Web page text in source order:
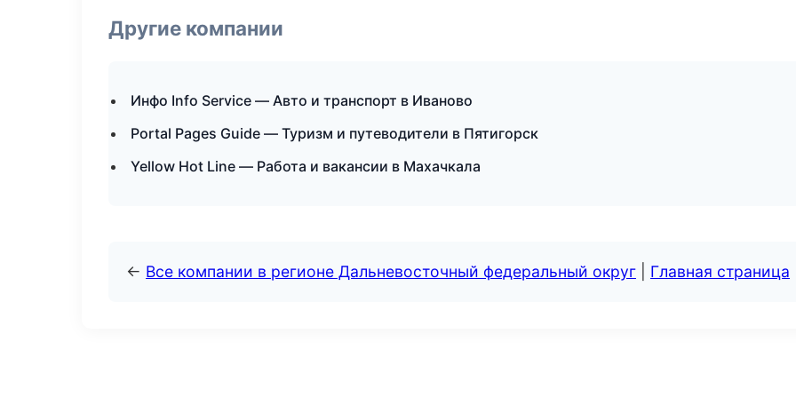
Другие компании
Инфо Info Service — Авто и транспорт в Иваново
Portal Pages Guide — Туризм и путеводители в Пятигорск
Yellow Hot Line — Работа и вакансии в Махачкала
← Все компании в регионе Дальневосточный федеральный округ Главная страница